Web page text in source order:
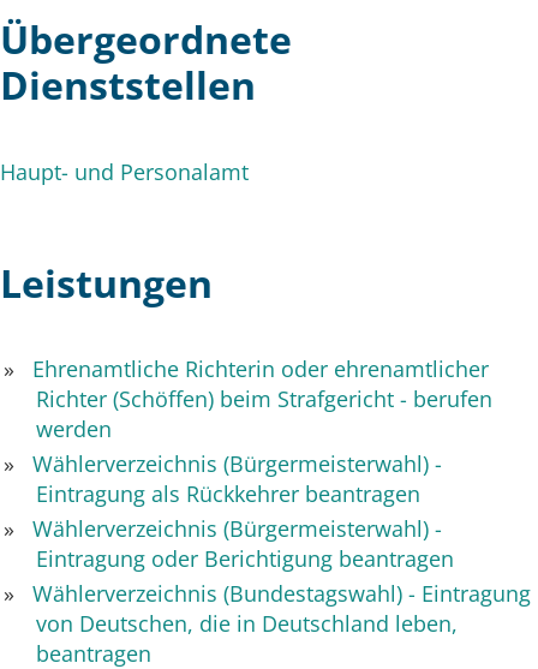
Übergeordnete
Dienststellen
Haupt- und Personalamt
Leistungen
Ehrenamtliche Richterin oder ehrenamtlicher
Richter (Schöffen) beim Strafgericht - berufen
werden
Wählerverzeichnis (Bürgermeisterwahl) -
Eintragung als Rückkehrer beantragen
Wählerverzeichnis (Bürgermeisterwahl) -
Eintragung oder Berichtigung beantragen
Wählerverzeichnis (Bundestagswahl) - Eintragung
von Deutschen, die in Deutschland leben,
beantragen